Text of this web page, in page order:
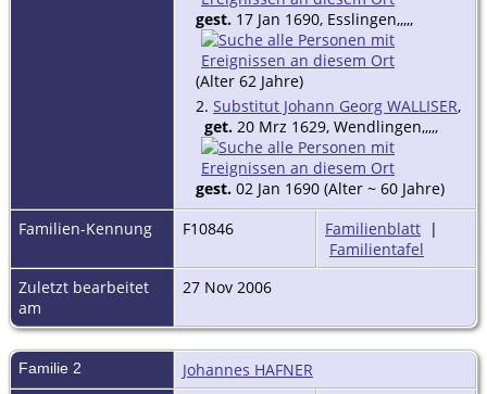
gest. 17 Jan 1690, Esslingen,,,,,
(Alter 62 Jahre)
2. Substitut Johann Georg WALLISER,
get. 20 Mrz 1629, Wendlingen,,,,,
gest. 02 Jan 1690 (Alter ~ 60 Jahre)
Familien-Kennung
F10846 Familienblatt |
Familientafel
Zuletzt bearbeitet
am
27 Nov 2006
Familie 2 Johannes HAFNER